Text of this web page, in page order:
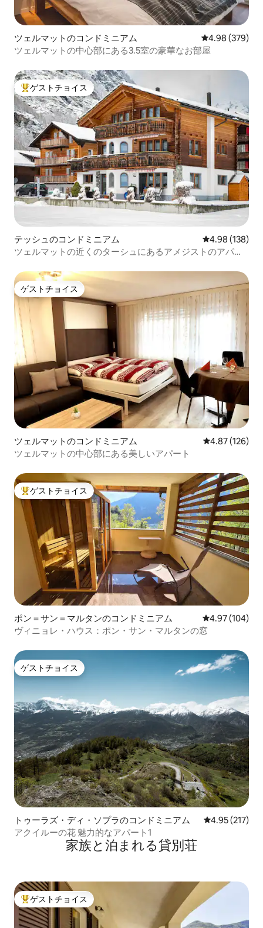
ツェルマットのコンドミニアム レビュー379
4.98 (379)
ツェルマットの中心部にある3.5室の豪華なお部屋
大好評のゲストチョイスです。
ゲストチョイス
テッシュのコンドミニアム レビュー138
4.98 (138)
ツェルマットの近くのターシュにあるアメジストのアパー
ゲストチョイス
ゲストチョイス
ツェルマットのコンドミニアム レビュー126
4.87 (126)
ツェルマットの中心部にある美しいアパート
大好評のゲストチョイスです。
ゲストチョイス
ポン＝サン＝マルタンのコンドミニアム レビュー104
4.97 (104)
ヴィニョレ・ハウス：ポン・サン・マルタンの窓
ゲストチョイス
ゲストチョイス
トゥーラズ・ディ・ソプラのコンドミニアム レビュー217
4.95 (217)
アクイルーの花 魅力的なアパート1
家族と泊まれる貸別荘
大好評のゲストチョイスです。
ゲストチョイス